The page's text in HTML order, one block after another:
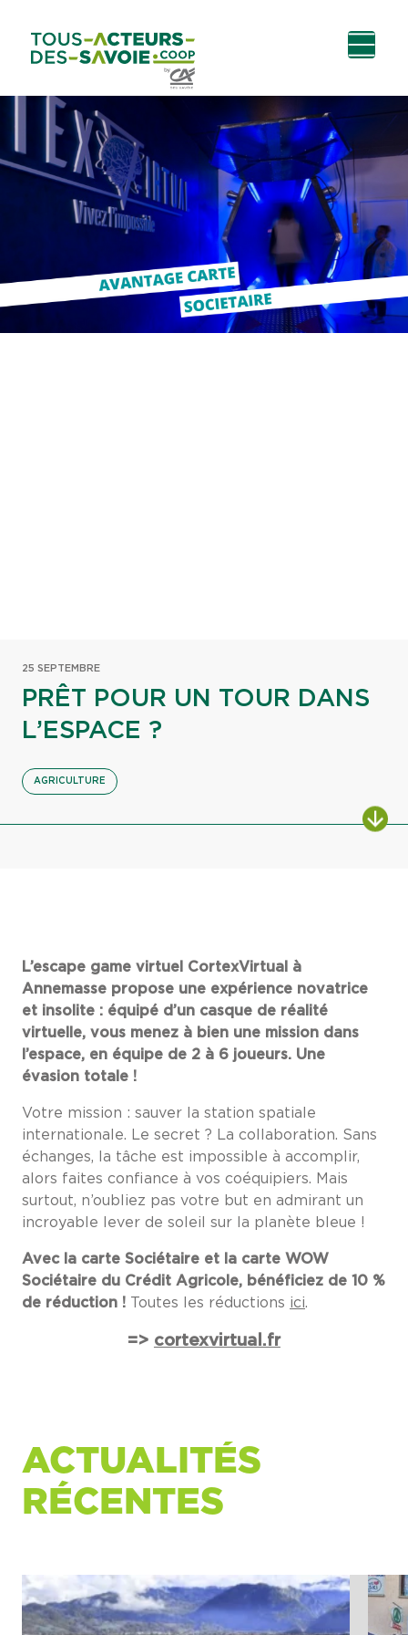
contenu
principal
25 SEPTEMBRE
PRÊT POUR UN TOUR DANS
L’ESPACE ?
AGRICULTURE
L’escape game virtuel CortexVirtual à
Annemasse propose une expérience novatrice
et insolite : équipé d’un casque de réalité
virtuelle, vous menez à bien une mission dans
l’espace, en équipe de 2 à 6 joueurs. Une
évasion totale !
Votre mission : sauver la station spatiale
internationale. Le secret ? La collaboration. Sans
échanges, la tâche est impossible à accomplir,
alors faites confiance à vos coéquipiers. Mais
surtout, n’oubliez pas votre but en admirant un
incroyable lever de soleil sur la planète bleue !
Avec la carte Sociétaire et la carte WOW
Sociétaire du Crédit Agricole, bénéficiez de 10 %
de réduction ! Toutes les réductions ici.
=> cortexvirtual.fr
ACTUALITÉS
RÉCENTES